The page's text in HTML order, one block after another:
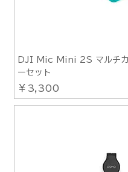
DJI Mic Mini 2S マルチカ
ーセット
価格
￥3,300